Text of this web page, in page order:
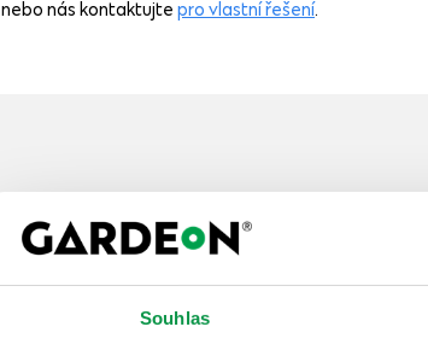
Souhlas
nebo nás kontaktujte pro vlastní řešení.